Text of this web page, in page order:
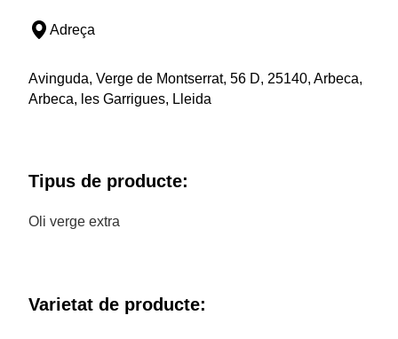
Adreça
Avinguda, Verge de Montserrat, 56 D, 25140, Arbeca,
Arbeca, les Garrigues, Lleida
Tipus de producte:
Oli verge extra
Varietat de producte: